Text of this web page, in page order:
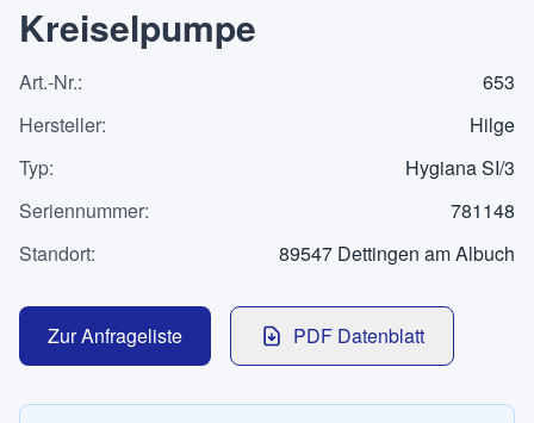
WhatsApp
Kreiselpumpe
Art.-Nr.:
653
Hersteller:
Hilge
Typ:
Hygiana SI/3
Seriennummer:
781148
Standort: 89547 Dettingen am Albuch
Zur Anfrageliste PDF Datenblatt